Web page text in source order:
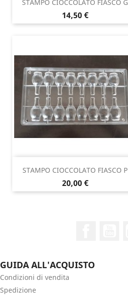
STAMPO CIOCCOLATO FIASCO G
Prezzo
14,50 €
STAMPO CIOCCOLATO FIASCO P
Prezzo
20,00 €
GUIDA ALL'ACQUISTO
Condizioni di vendita
Spedizione